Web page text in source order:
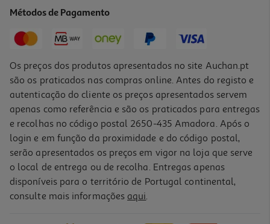
Brinquedo Para Cão Kong Rope Bunji Tamanho S Cores Sortidas
Métodos de Pagamento
Os preços dos produtos apresentados no site Auchan.pt
são os praticados nas compras online. Antes do registo e
autenticação do cliente os preços apresentados servem
apenas como referência e são os praticados para entregas
e recolhas no código postal 2650-435 Amadora. Após o
login e em função da proximidade e do código postal,
serão apresentados os preços em vigor na loja que serve
o local de entrega ou de recolha. Entregas apenas
disponíveis para o território de Portugal continental,
consulte mais informações aqui.